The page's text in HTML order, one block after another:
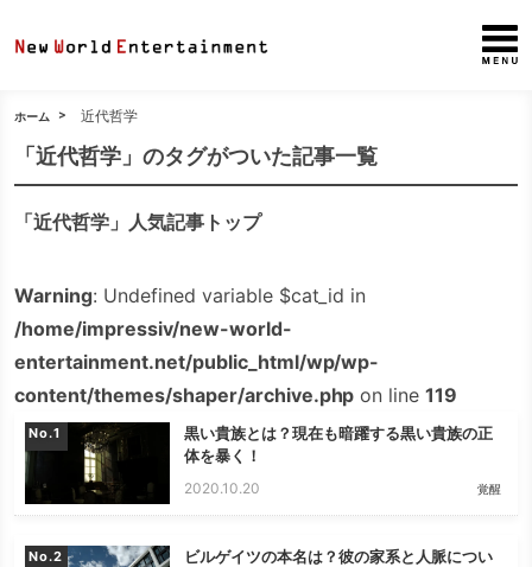
ホーム 近代哲学
「近代哲学」のタグがついた記事一覧
「近代哲学」人気記事トップ
Warning: Undefined variable $cat_id in
/home/impressiv/new-world-
entertainment.net/public_html/wp/wp-
content/themes/shaper/archive.php on line119
No.
黒い貴族とは？現在も暗躍する黒い貴族の正
体を暴く！
2020.10.20 覚醒
No.
ビルゲイツの本名は？彼の家系と人脈につい